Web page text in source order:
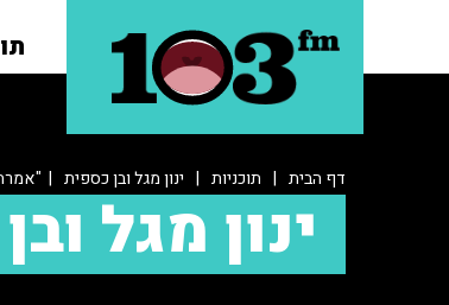
דף הבית | תוכניות | ינון מגל ובן כספית |
ינון מגל